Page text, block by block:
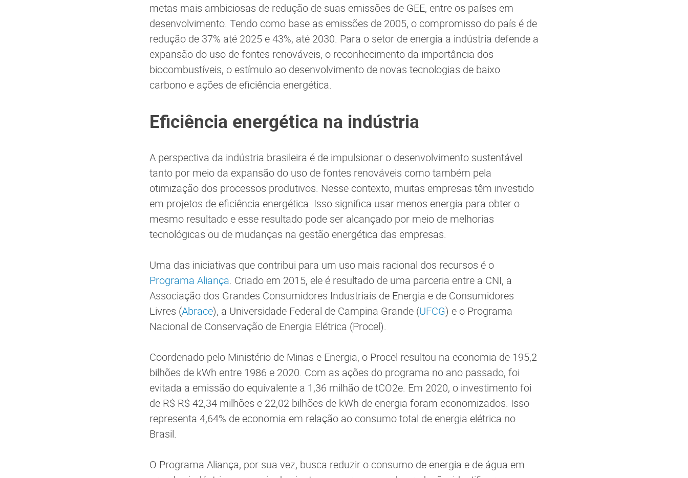
metas mais ambiciosas de redução de suas emissões de GEE, entre os países em
desenvolvimento. Tendo como base as emissões de 2005, o compromisso do país é de
redução de 37% até 2025 e 43%, até 2030. Para o setor de energia a indústria defende a
expansão do uso de fontes renováveis, o reconhecimento da importância dos
biocombustíveis, o estímulo ao desenvolvimento de novas tecnologias de baixo
carbono e ações de eficiência energética.
Eficiência energética na indústria
A perspectiva da indústria brasileira é de impulsionar o desenvolvimento sustentável
tanto por meio da expansão do uso de fontes renováveis como também pela
otimização dos processos produtivos. Nesse contexto, muitas empresas têm investido
em projetos de eficiência energética. Isso significa usar menos energia para obter o
mesmo resultado e esse resultado pode ser alcançado por meio de melhorias
tecnológicas ou de mudanças na gestão energética das empresas.
Uma das iniciativas que contribui para um uso mais racional dos recursos é o
Programa Aliança. Criado em 2015, ele é resultado de uma parceria entre a CNI, a
Associação dos Grandes Consumidores Industriais de Energia e de Consumidores
Livres (Abrace), a Universidade Federal de Campina Grande (UFCG) e o Programa
Nacional de Conservação de Energia Elétrica (Procel).
Coordenado pelo Ministério de Minas e Energia, o Procel resultou na economia de 195,2
bilhões de kWh entre 1986 e 2020. Com as ações do programa no ano passado, foi
evitada a emissão do equivalente a 1,36 milhão de tCO2e. Em 2020, o investimento foi
de R$ R$ 42,34 milhões e 22,02 bilhões de kWh de energia foram economizados. Isso
representa 4,64% de economia em relação ao consumo total de energia elétrica no
Brasil.
O Programa Aliança, por sua vez, busca reduzir o consumo de energia e de água em